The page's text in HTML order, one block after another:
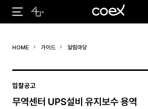
#코엑스 전시 #행사
HOME 가이드 알림마당
입찰공고
무역센터 UPS설비 유지보수 용역